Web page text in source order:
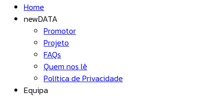
Home
newDATA
Promotor
Projeto
FAQs
Quem nos lê
Política de Privacidade
Equipa